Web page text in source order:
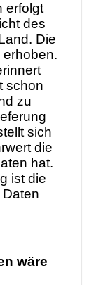
erfolgt
des
Die
schon
zu
sich
die
hat.
ist die
wäre